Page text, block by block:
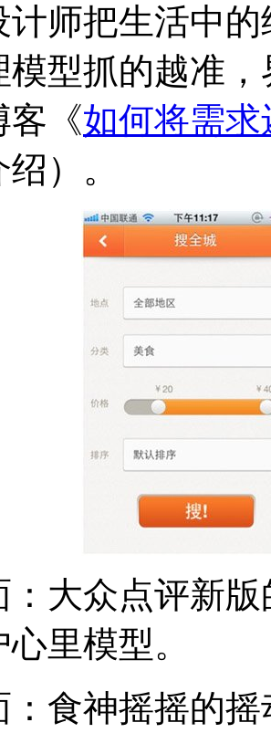
计师把生活中
模型抓的越准
客《如何将需
）。
：大众点评新
里模型。
：食神摇摇的